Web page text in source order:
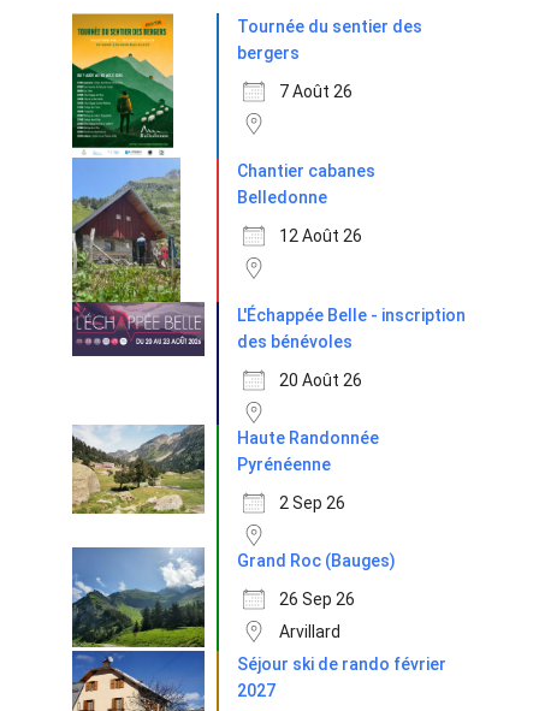
Tournée du sentier des
bergers
7 Août 26
Chantier cabanes
Belledonne
12 Août 26
L'Échappée Belle - inscription
des bénévoles
20 Août 26
Haute Randonnée
Pyrénéenne
2 Sep 26
Grand Roc (Bauges)
26 Sep 26
Arvillard
Séjour ski de rando février
2027